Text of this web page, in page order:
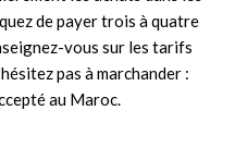
de payer trois à quatre
vous sur les tarifs
pas à marchander :
au Maroc.